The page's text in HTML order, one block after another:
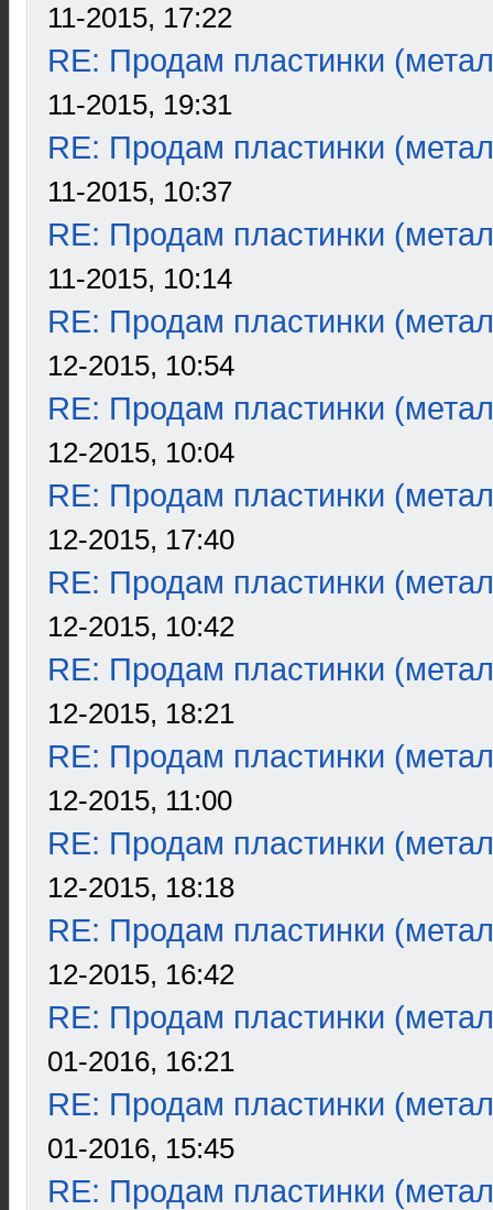
11-2015, 17:22
RE: Продам пластинки
11-2015, 19:31
RE: Продам пластинки
11-2015, 10:37
RE: Продам пластинки
11-2015, 10:14
RE: Продам пластинки
12-2015, 10:54
RE: Продам пластинки
12-2015, 10:04
RE: Продам пластинки
12-2015, 17:40
RE: Продам пластинки
12-2015, 10:42
RE: Продам пластинки
12-2015, 18:21
RE: Продам пластинки
12-2015, 11:00
RE: Продам пластинки
12-2015, 18:18
RE: Продам пластинки
12-2015, 16:42
RE: Продам пластинки
01-2016, 16:21
RE: Продам пластинки
01-2016, 15:45
RE: Продам пластинки